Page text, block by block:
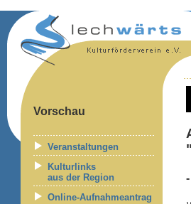
Vorschau
Veranstaltungen
Kulturlinks
aus der Region
Online-Aufnahmeantrag